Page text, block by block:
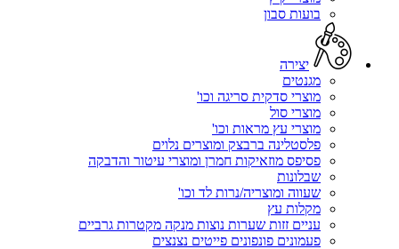
בועות סבון
יצירה
מגנטים
מוצרי סדקית סריגה וכו'
מוצרי סול
מוצרי עץ מראות וכו'
פלסטלינה ברבצק ומוצרים נלוים
פסיפס מוזאיקות חמרן ומוצרי עיטור והדבקה
שבלונות
שעווה ומוצריה/נרות לד וכו'
מקלות עץ
עניים זזות שערות נוצות מנקה מקטרות גרביים
פעמונים פונפונים פייטים נצנצים